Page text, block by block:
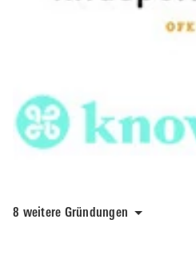
8 weitere Gründungen